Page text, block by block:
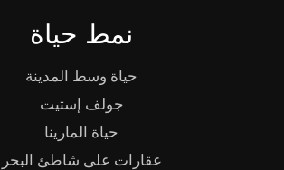
نمط حياة
حياة وسط المدينة
جولف إستيت
حياة المارينا
عقارات على شاطئ البحر